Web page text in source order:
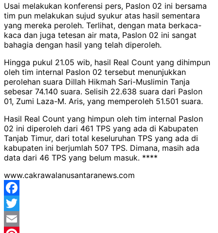
Usai melakukan konferensi pers, Paslon 02 ini bersama
tim pun melakukan sujud syukur atas hasil sementara
yang mereka peroleh. Terlihat, dengan mata berkaca-
kaca dan juga tetesan air mata, Paslon 02 ini sangat
bahagia dengan hasil yang telah diperoleh.
Hingga pukul 21.05 wib, hasil Real Count yang dihimpun
oleh tim internal Paslon 02 tersebut menunjukkan
perolehan suara Dillah Hikmah Sari-Muslimin Tanja
sebesar 74.140 suara. Selisih 22.638 suara dari Paslon
01, Zumi Laza-M. Aris, yang memperoleh 51.501 suara.
Hasil Real Count yang himpun oleh tim internal Paslon
02 ini diperoleh dari 461 TPS yang ada di Kabupaten
Tanjab Timur, dari total keseluruhan TPS yang ada di
kabupaten ini berjumlah 507 TPS. Dimana, masih ada
data dari 46 TPS yang belum masuk. ****
www.cakrawalanusantaranews.com
Facebook
Twitter